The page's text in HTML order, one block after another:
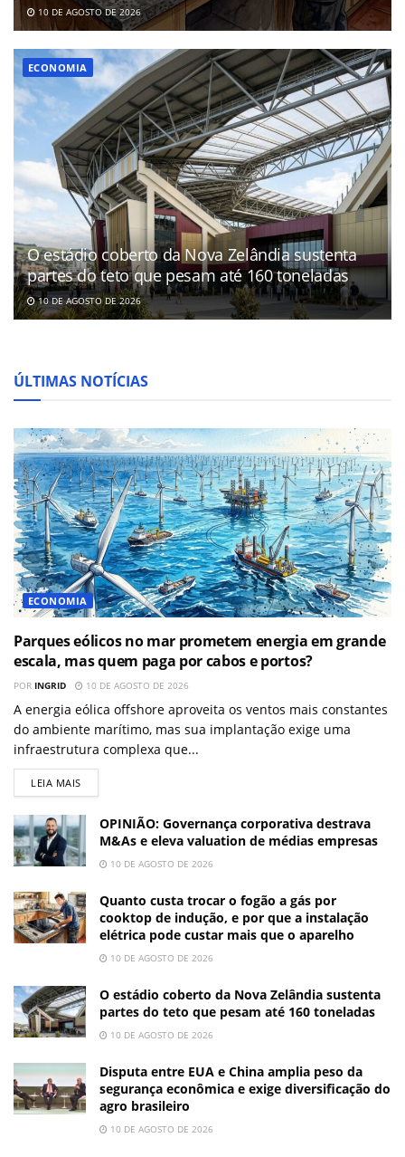
10 DE AGOSTO DE 2026
ECONOMIA
O estádio coberto da Nova Zelândia sustenta
partes do teto que pesam até 160 toneladas
10 DE AGOSTO DE 2026
ÚLTIMAS NOTÍCIAS
ECONOMIA
Parques eólicos no mar prometem energia em grande
escala, mas quem paga por cabos e portos?
POR INGRID 10 DE AGOSTO DE 2026
A energia eólica offshore aproveita os ventos mais constantes
do ambiente marítimo, mas sua implantação exige uma
infraestrutura complexa que...
LEIA MAIS
OPINIÃO: Governança corporativa destrava
M&As e eleva valuation de médias empresas
10 DE AGOSTO DE 2026
Quanto custa trocar o fogão a gás por
cooktop de indução, e por que a instalação
elétrica pode custar mais que o aparelho
10 DE AGOSTO DE 2026
O estádio coberto da Nova Zelândia sustenta
partes do teto que pesam até 160 toneladas
10 DE AGOSTO DE 2026
Disputa entre EUA e China amplia peso da
segurança econômica e exige diversificação do
agro brasileiro
10 DE AGOSTO DE 2026